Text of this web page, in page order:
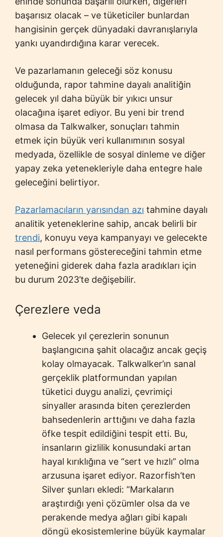
başarısız olacak – ve tüketiciler bunlardan
hangisinin gerçek dünyadaki davranışlarıyla
yankı uyandırdığına karar verecek.
Ve pazarlamanın geleceği söz konusu
olduğunda, rapor tahmine dayalı analitiğin
gelecek yıl daha büyük bir yıkıcı unsur
olacağına işaret ediyor. Bu yeni bir trend
olmasa da Talkwalker, sonuçları tahmin
etmek için büyük veri kullanımının sosyal
medyada, özellikle de sosyal dinleme ve diğer
yapay zeka yetenekleriyle daha entegre hale
geleceğini belirtiyor.
Pazarlamacıların yarısından azı tahmine dayalı
analitik yeteneklerine sahip, ancak belirli bir
trendi, konuyu veya kampanyayı ve gelecekte
nasıl performans göstereceğini tahmin etme
yeteneğini giderek daha fazla aradıkları için
bu durum 2023’te değişebilir.
Çerezlere veda
Gelecek yıl çerezlerin sonunun
başlangıcına şahit olacağız ancak geçiş
kolay olmayacak. Talkwalker’ın sanal
gerçeklik platformundan yapılan
tüketici duygu analizi, çevrimiçi
sinyaller arasında biten çerezlerden
bahsedenlerin arttığını ve daha fazla
öfke tespit edildiğini tespit etti. Bu,
insanların gizlilik konusundaki artan
hayal kırıklığına ve “sert ve hızlı” olma
arzusuna işaret ediyor. Razorfish’ten
Silver şunları ekledi: “Markaların
araştırdığı yeni çözümler olsa da ve
perakende medya ağları gibi kapalı
döngü ekosistemlerine büyük kaymalar